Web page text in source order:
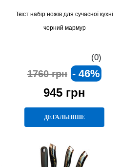
Твіст набір ножів для сучасної кухні
чорний мармур
(0)
1760 грн - 46%
945 грн
ДЕТАЛЬНІШЕ